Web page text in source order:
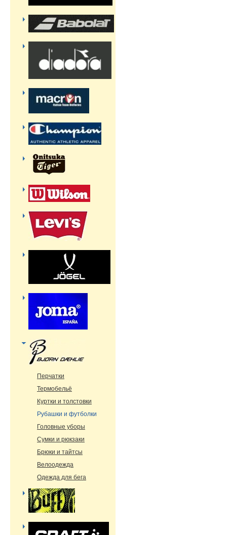
Перчатки
Термобельё
Куртки и толстовки
Рубашки и футболки
Головные уборы
Сумки и рюкзаки
Брюки и тайтсы
Велоодежда
Одежда для бега